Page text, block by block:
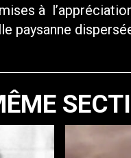
à
paysanne